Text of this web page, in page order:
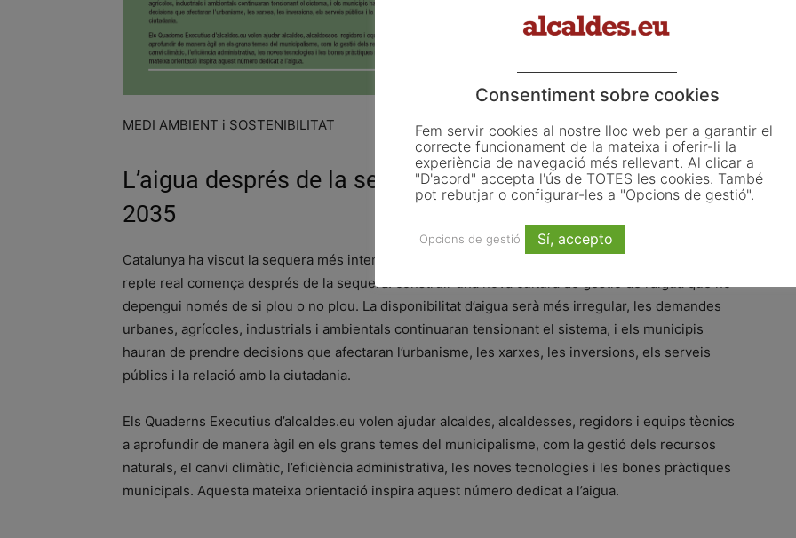
MEDI AMBIENT i SOSTENIBILITAT
L’aigua després de la sequera: planificar el municipi del
2035
Catalunya ha viscut la sequera més intensa de les darreres dècades com una emergència. Però el
repte real comença després de la sequera: construir una nova cultura de gestió de l’aigua que no
depengui només de si plou o no plou. La disponibilitat d’aigua serà més irregular, les demandes
urbanes, agrícoles, industrials i ambientals continuaran tensionant el sistema, i els municipis
hauran de prendre decisions que afectaran l’urbanisme, les xarxes, les inversions, els serveis
públics i la relació amb la ciutadania.
Els Quaderns Executius d’alcaldes.eu volen ajudar alcaldes, alcaldesses, regidors i equips tècnics
a aprofundir de manera àgil en els grans temes del municipalisme, com la gestió dels recursos
naturals, el canvi climàtic, l’eficiència administrativa, les noves tecnologies i les bones pràctiques
municipals. Aquesta mateixa orientació inspira aquest número dedicat a l’aigua.
Consentiment sobre cookies
Fem servir cookies al nostre lloc web per a garantir el
correcte funcionament de la mateixa i oferir-li la
experiència de navegació més rellevant. Al clicar a
"D'acord" accepta l'ús de TOTES les cookies. També
pot rebutjar o configurar-les a "Opcions de gestió".
Opcions de gestió Sí, accepto